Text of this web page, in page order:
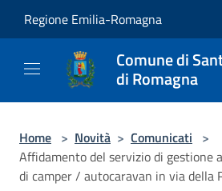
Regione Emilia-Romagna
Comune di
di Romagna
Home > Novità > Comunicati >
Affidamento del servizio di gestione
di camper / autocaravan in via della